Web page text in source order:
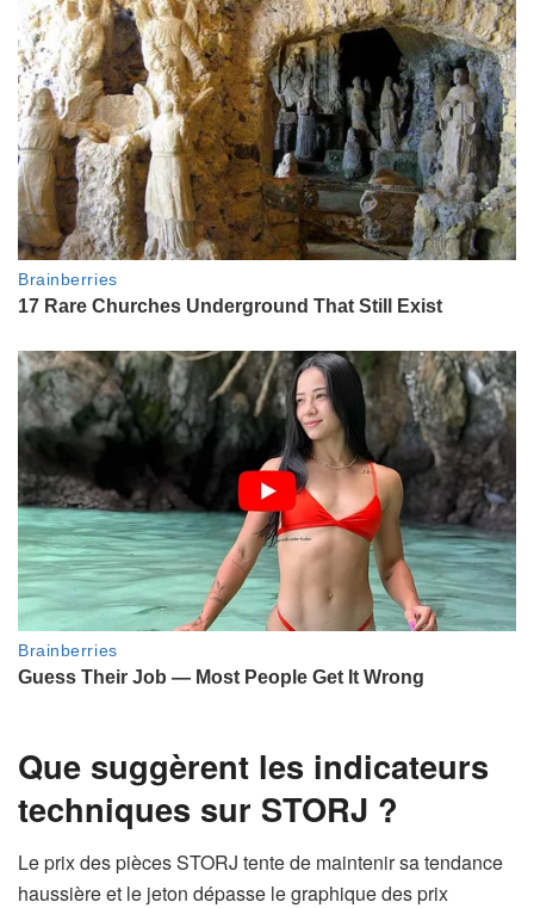
Que suggèrent les indicateurs
techniques sur STORJ ?
Le prix des pièces STORJ tente de maintenir sa tendance
haussière et le jeton dépasse le graphique des prix